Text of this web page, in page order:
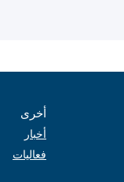
أخرى
أخبار
فعاليات